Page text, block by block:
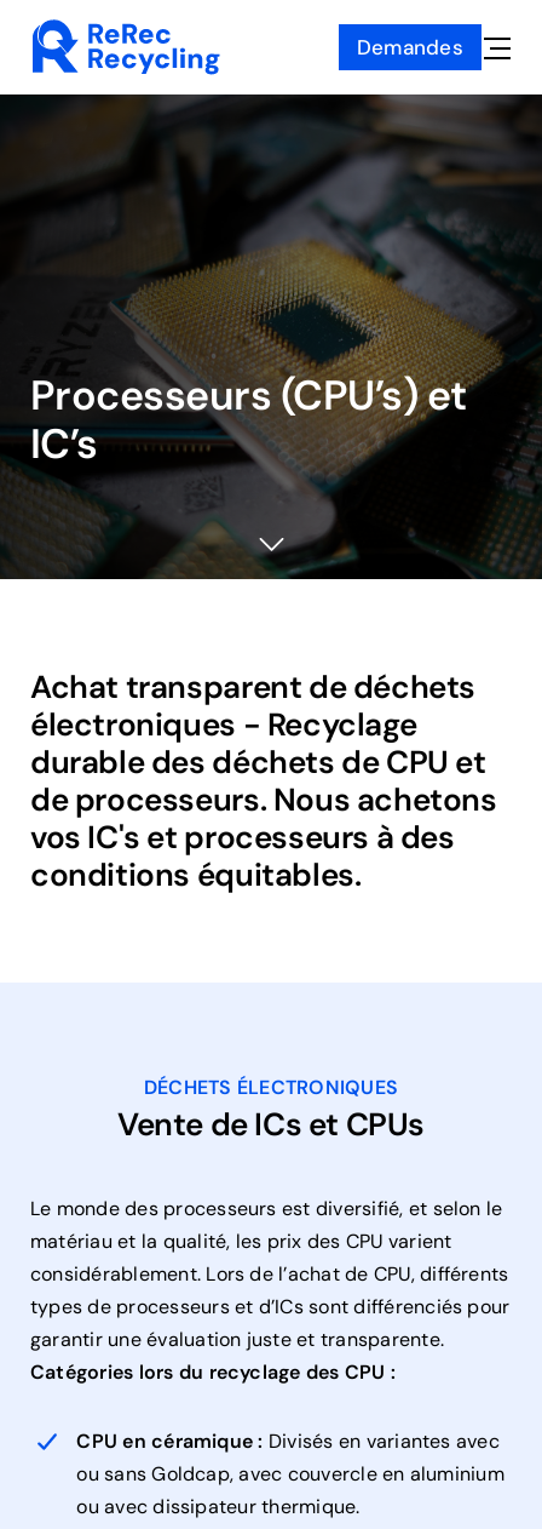
content
Demandes
Toggle
Processeurs (CPU’s) et
IC’s
Achat transparent de déchets
électroniques - Recyclage
durable des déchets de CPU et
de processeurs. Nous achetons
vos IC's et processeurs à des
conditions équitables.
DÉCHETS ÉLECTRONIQUES
Vente de ICs et CPUs
Le monde des processeurs est diversifié, et selon le
matériau et la qualité, les prix des CPU varient
considérablement. Lors de l’achat de CPU, différents
types de processeurs et d’ICs sont différenciés pour
garantir une évaluation juste et transparente.
Catégories lors du recyclage des CPU :
CPU en céramique : Divisés en variantes avec
ou sans Goldcap, avec couvercle en aluminium
ou avec dissipateur thermique.